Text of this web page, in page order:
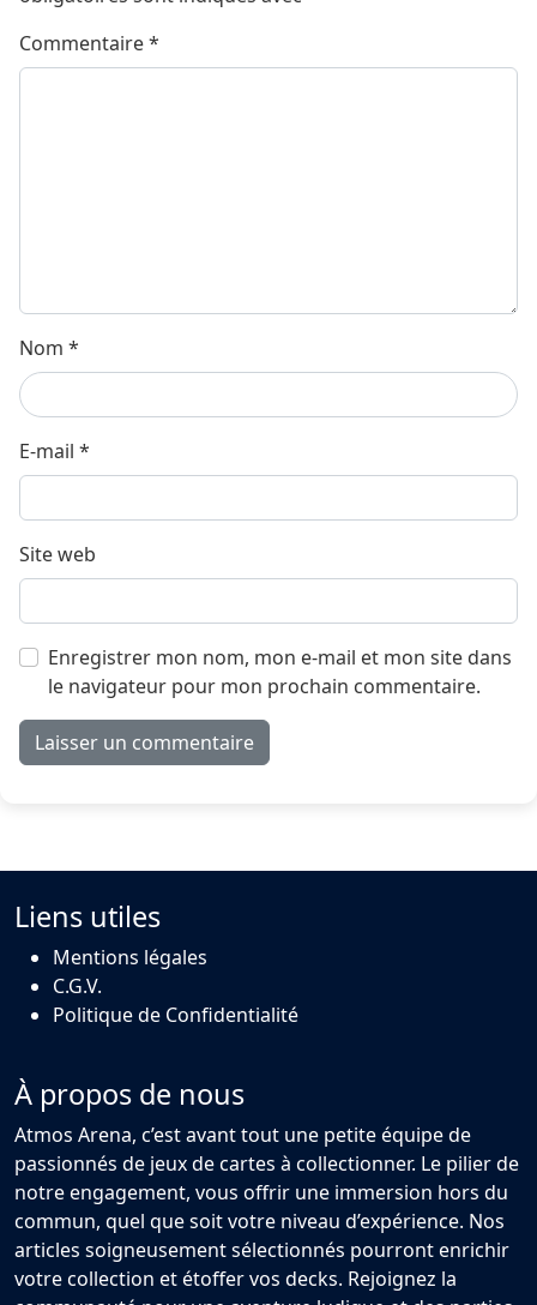
Commentaire*
Nom *
E-mail *
Site web
Enregistrer mon nom, mon e-mail et mon site dans
le navigateur pour mon prochain commentaire.
Liens utiles
Mentions légales
C.G.V.
Politique de Confidentialité
À propos de nous
Atmos Arena, c’est avant tout une petite équipe de
passionnés de jeux de cartes à collectionner. Le pilier de
notre engagement, vous offrir une immersion hors du
commun, quel que soit votre niveau d’expérience. Nos
articles soigneusement sélectionnés pourront enrichir
votre collection et étoffer vos decks. Rejoignez la